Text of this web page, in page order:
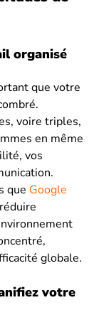
organisé
que votre
voire triples,
en même
vos
que Google
globale.
votre